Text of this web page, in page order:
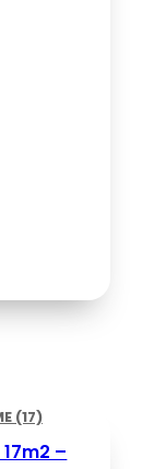
(17)
–